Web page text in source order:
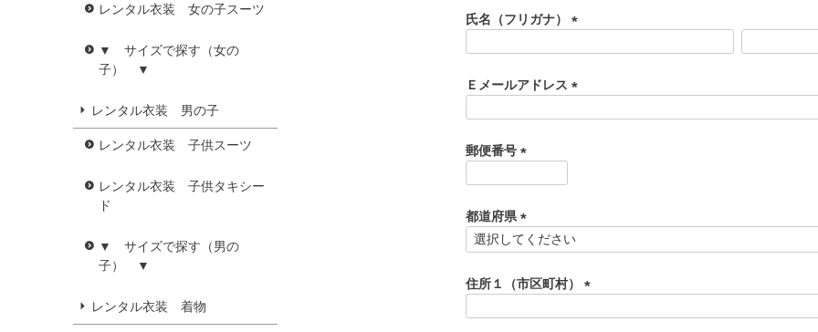
レンタル衣装 女の子スーツ
▼ サイズで探す（女の
子） ▼
レンタル衣装 男の子
レンタル衣装 子供スーツ
レンタル衣装 子供タキシー
ド
▼ サイズで探す（男の
子） ▼
レンタル衣装 着物
須
)
氏名（フリガナ）
須
)
Ｅメールアドレス
郵便番号
須
)
都道府県
(
須
)
住所１（市区町村）